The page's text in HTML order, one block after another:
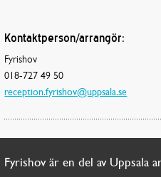
Kontaktperson/arrangör:
Fyrishov
018-727 49 50
reception.fyrishov@uppsala.se
Fyrishov är en del av Uppsala